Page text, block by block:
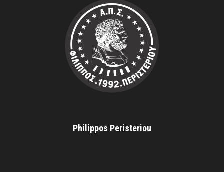
Philippos Peristeriou